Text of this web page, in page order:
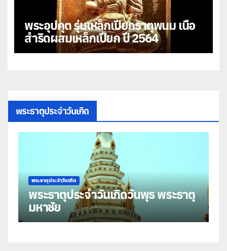
พระอุปคุต รุ่นเหล็กเปียกธาตุพนม เนื้อ
สำริดผสมเหล็กเปียก ปี 2564
พระธาตุประจำวันเกิด
าตุ
พระธาตุประจำวันเกิด
พระธาตุประจำวันเกิดวันอังคาร พระ
ธาตุศรีคุณ